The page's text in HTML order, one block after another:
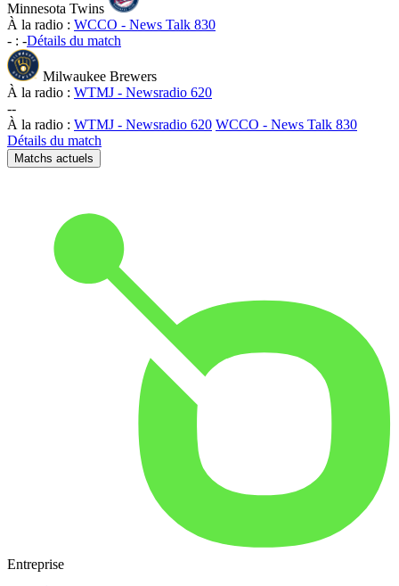
Minnesota Twins
À la radio : WCCO - News Talk 830
- : -Détails du match
Milwaukee Brewers
À la radio : WTMJ - Newsradio 620
--
À la radio : WTMJ - Newsradio 620 WCCO - News Talk 830
Détails du match
Matchs actuels
Entreprise